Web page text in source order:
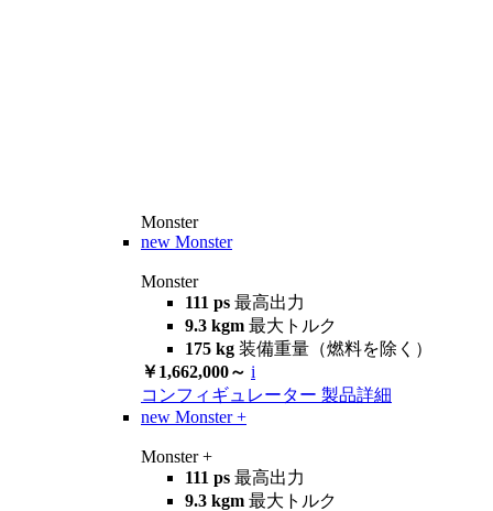
Monster
new Monster
Monster
111 ps 最高出力
9.3 kgm 最大トルク
175 kg 装備重量（燃料を除く）
￥1,662,000～ i
コンフィギュレーター 製品詳細
new Monster +
Monster +
111 ps 最高出力
9.3 kgm 最大トルク